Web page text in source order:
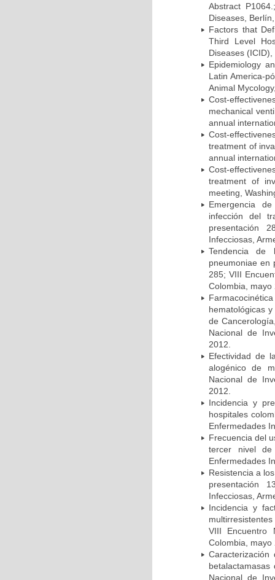
Abstract
Diseases,
Factors that
Third Level
Diseases
Epidemiology
Latin America-
Animal
Cost-
mechanical
annual
Cost-
treatment of
annual
Cost-
treatment of
meeting,
Emergencia
infección del
presentación
Infecciosas,
Tendencia de
pneumoniae en
285; VIII
Colombia, mayo
hematológicas
de
Nacional de
2012.
Efectividad de
alogénico de
Nacional de
2012.
Incidencia y
hospitales
Enfermedades
Frecuencia del
tercer nivel de
Enfermedades
Resistencia a
presentación
Infecciosas,
Incidencia y
VIII Encuentro
Colombia, mayo
Nacional de